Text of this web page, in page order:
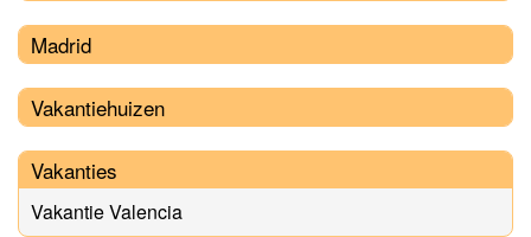
Madrid
Vakantiehuizen
Vakanties
Vakantie Valencia